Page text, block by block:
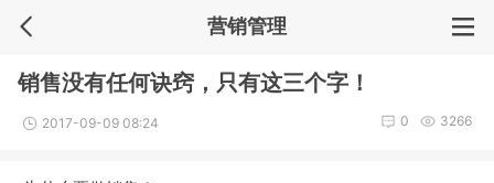
营销管理
销售没有任何诀窍，只有这三个字！
2017-09-09 08:24 3266
0